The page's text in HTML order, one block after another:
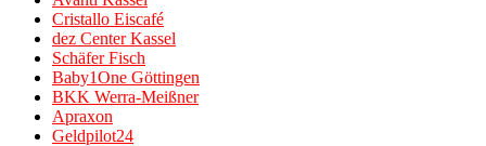
Cristallo Eiscafé
dez Center Kassel
Schäfer Fisch
Baby1One Göttingen
BKK Werra-Meißner
Apraxon
Geldpilot24